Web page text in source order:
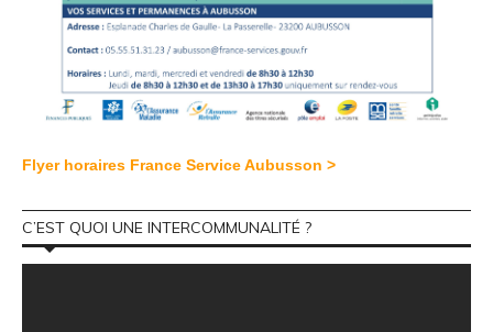
Flyer horaires France Service Aubusson >
C’EST QUOI UNE INTERCOMMUNALITÉ ?